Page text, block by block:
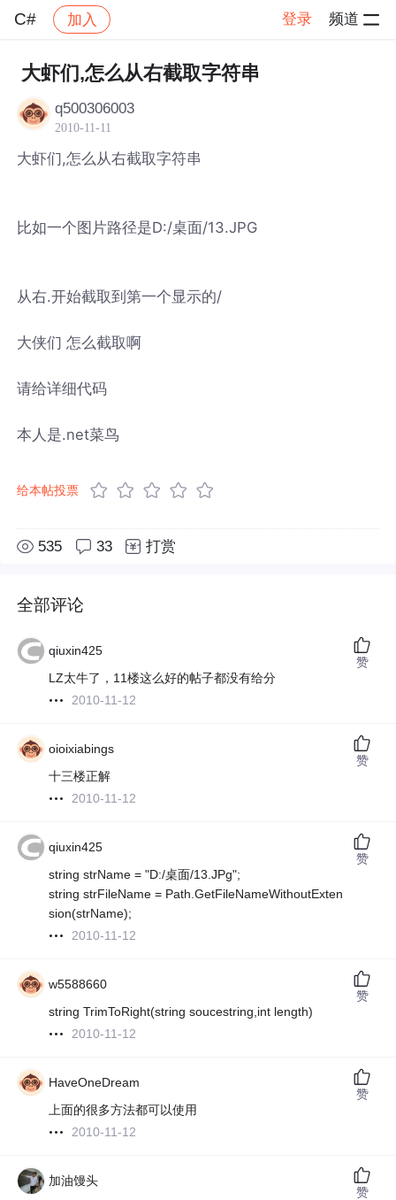
C# 加入 登录 频道
社区 C# 帖子详情
大虾们,怎么从右截取字符串
q500306003
2010-11-11
大虾们,怎么从右截取字符串
比如一个图片路径是D:/桌面/13.JPG
从右.开始截取到第一个显示的/
大侠们 怎么截取啊
请给详细代码
本人是.net菜鸟
给本帖投票
535 33 打赏
全部评论
qiuxin425
LZ太牛了，11楼这么好的帖子都没有给分
2010-11-12
赞
oioixiabings
十三楼正解
2010-11-12
赞
qiuxin425
string strName = "D:/桌面/13.JPg";
string strFileName = Path.GetFileNameWithoutExten
sion(strName);
2010-11-12
赞
w5588660
string TrimToRight(string soucestring,int length)
2010-11-12
赞
HaveOneDream
上面的很多方法都可以使用
2010-11-12
赞
加油馒头
赞